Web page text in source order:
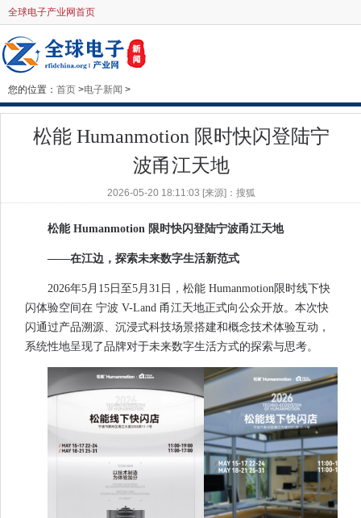
全球电子产业网首页
您的位置： 首页 >电子新闻 >
松能 Humanmotion 限时快闪登陆宁
波甬江天地
2026-05-20 18:11:03 [来源]：搜狐
松能 Humanmotion 限时快闪登陆宁波甬江天地
——在江边，探索未来数字生活新范式
2026年5月15日至5月31日，松能 Humanmotion限时线下快
闪体验空间在 宁波 V-Land 甬江天地正式向公众开放。本次快
闪通过产品溯源、沉浸式科技场景搭建和概念技术体验互动，
系统性地呈现了品牌对于未来数字生活方式的探索与思考。